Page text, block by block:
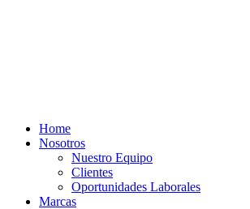
Home
Nosotros
Nuestro Equipo
Clientes
Oportunidades Laborales
Marcas